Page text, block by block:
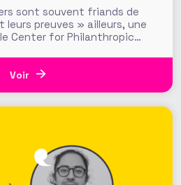
sont souvent friands de
preuves » ailleurs, une
Center for Philanthropic
académique sur la
des preuves solides pour
Voir